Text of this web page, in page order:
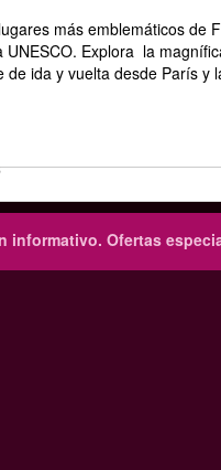
más emblemáticos de
UNESCO. Explora la
de ida y vuelta desde París
informativo. Ofertas